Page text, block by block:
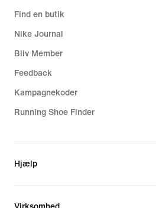
Find en butik
Nike Journal
Bliv Member
Feedback
Kampagnekoder
Running Shoe Finder
Hjælp